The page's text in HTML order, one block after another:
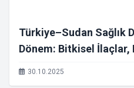
Türkiye–Sudan Sağlık
Dönem: Bitkisel İlaçlar,
Yatırımlar Gündemde
30.10.2025